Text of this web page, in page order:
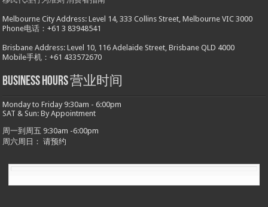
Melbourne City Address: Level 14, 333 Collins Street, Melbourne VIC 3000
Phone电话：+61 3 83948541
Brisbane Address: Level 10, 116 Adelaide Street, Brisbane QLD 4000
Mobile手机：+61 433572670
Business hours 营业时间
Monday to Friday 9:30am - 6:00pm
SAT & Sun: By Appointment
周一到周五 9:30am -6:00pm
周六周日： 请预约